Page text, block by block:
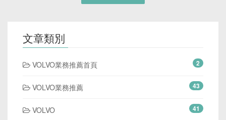
文章類別
VOLVO業務推薦首頁 2
VOLVO業務推薦 43
VOLVO 41